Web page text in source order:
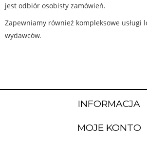
jest odbiór osobisty zamówień.
Zapewniamy również kompleksowe usługi
wydawców.
INFORMACJA
MOJE KONTO